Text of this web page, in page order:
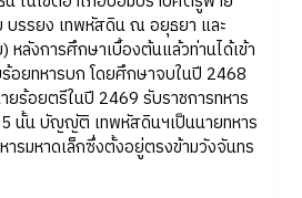
บรรยง เทพหัสดิน ณ อยุธยา และ
ลังการศึกษาเบื้องต้นแล้วท่านได้เข้า
ร้อยทหารบก โดยศึกษาจบในปี 2468
ยร้อยตรีในปี 2469 รับราชการทหาร
นั้น บัญญัติ เทพหัสดินฯเป็นนายทหาร
รมหาดเล็กซึ่งตั้งอยู่ตรงข้ามวังจันทร